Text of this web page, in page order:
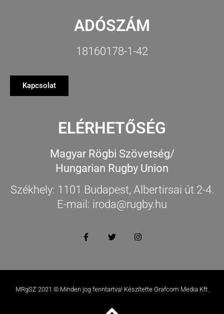
ADÓSZÁM
18160178-1-42
Kapcsolat
ELÉRHETŐSÉG
Magyar Rögbi Szövetség/
Hungarian Rugby Union
Székhely: 1101 Budapest, Albertirsai út 2-4.
E-mail: iroda@rugby.hu
MRgSZ 2021 © Minden jog fenntartva! Készítette Grafcom Media Kft.